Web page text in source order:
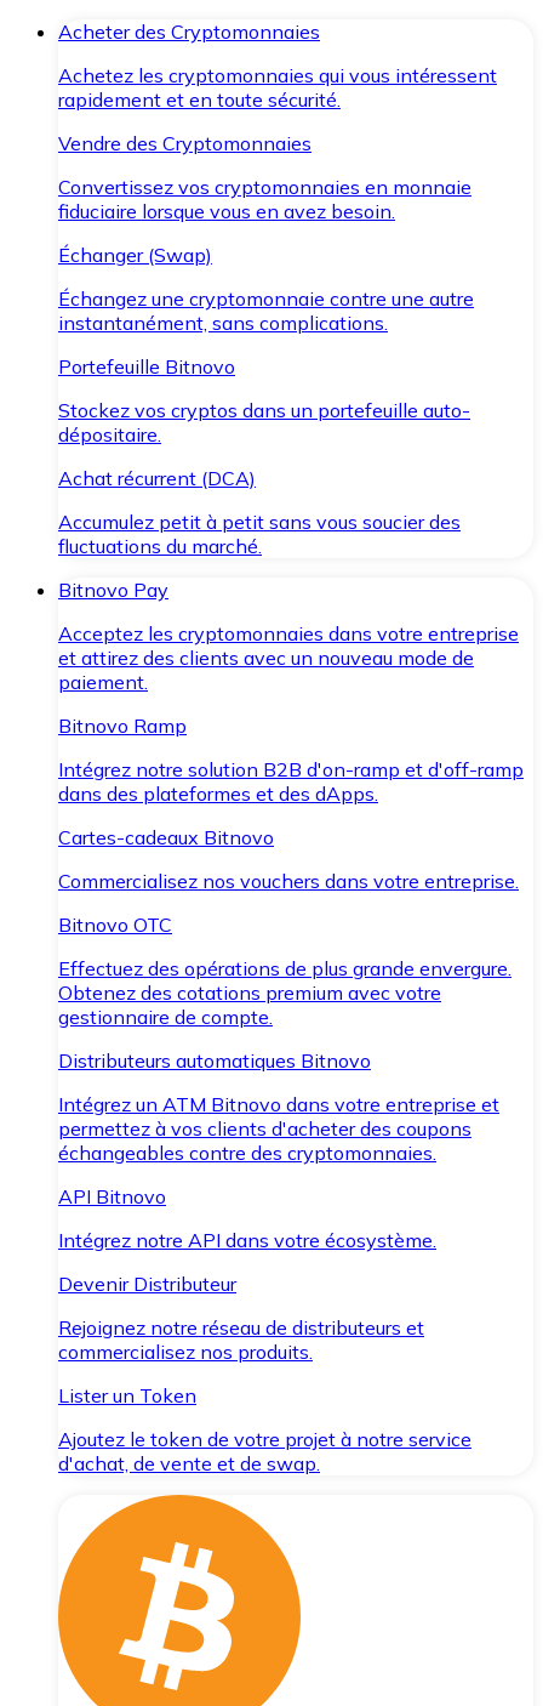
Acheter des Cryptomonnaies
Achetez les cryptomonnaies qui vous intéressent
rapidement et en toute sécurité.
Vendre des Cryptomonnaies
Convertissez vos cryptomonnaies en monnaie
fiduciaire lorsque vous en avez besoin.
Échanger (Swap)
Échangez une cryptomonnaie contre une autre
instantanément, sans complications.
Portefeuille Bitnovo
Stockez vos cryptos dans un portefeuille auto-
dépositaire.
Achat récurrent (DCA)
Accumulez petit à petit sans vous soucier des
fluctuations du marché.
Bitnovo Pay
Acceptez les cryptomonnaies dans votre entreprise
et attirez des clients avec un nouveau mode de
paiement.
Bitnovo Ramp
Intégrez notre solution B2B d'on-ramp et d'off-ramp
dans des plateformes et des dApps.
Cartes-cadeaux Bitnovo
Commercialisez nos vouchers dans votre entreprise.
Bitnovo OTC
Effectuez des opérations de plus grande envergure.
Obtenez des cotations premium avec votre
gestionnaire de compte.
Distributeurs automatiques Bitnovo
Intégrez un ATM Bitnovo dans votre entreprise et
permettez à vos clients d'acheter des coupons
échangeables contre des cryptomonnaies.
API Bitnovo
Intégrez notre API dans votre écosystème.
Devenir Distributeur
Rejoignez notre réseau de distributeurs et
commercialisez nos produits.
Lister un Token
Ajoutez le token de votre projet à notre service
d'achat, de vente et de swap.